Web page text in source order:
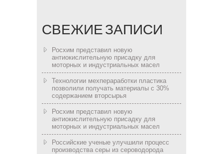
СВЕЖИЕ ЗАПИСИ
Росхим представил новую
антиокислительную присадку для
моторных и индустриальных масел
Технологии мехпераработки пластика
позволили получать материалы с 30%
содержанием вторсырья
Росхим представил новую
антиокислительную присадку для
моторных и индустриальных масел
Российские ученые улучшили процесс
производства серы из сероводорода